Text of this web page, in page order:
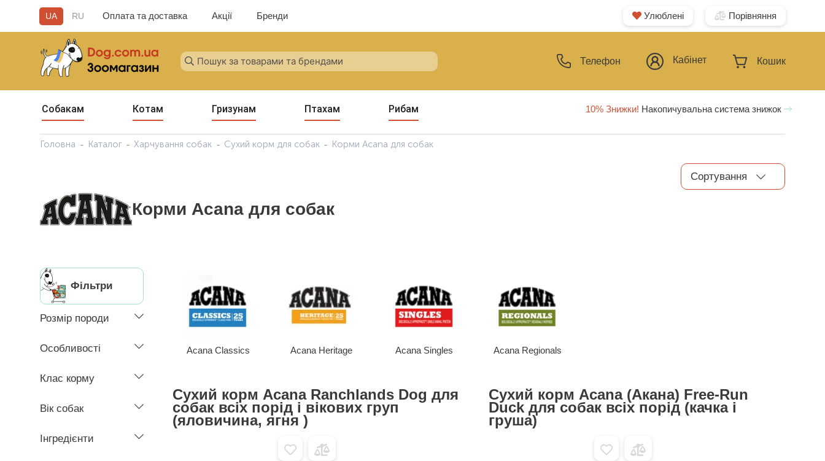
UA RU Оплата та доставка Акції Бренди Улюблені Порівняння
Телефон Кабінет Кошик
Собакам Котам Гризунам Птахам Рибам 10% Знижки! Накопичувальна система знижок
Головна Каталог Харчування собак Сухий корм для собак Корми Acana для собак
Корми Acana для собак
Сортування
Фільтри
Розмір породи
Особливості
Клас корму
Вік собак
Інгредієнти
Acana Classics Acana Heritage Acana Singles Acana Regionals
Сухий корм Acana Ranchlands Dog для
собак всіх порід і вікових груп
(яловичина, ягня )
Сухий корм Acana (Акана) Free-Run
Duck для собак всіх порід (качка і
груша)